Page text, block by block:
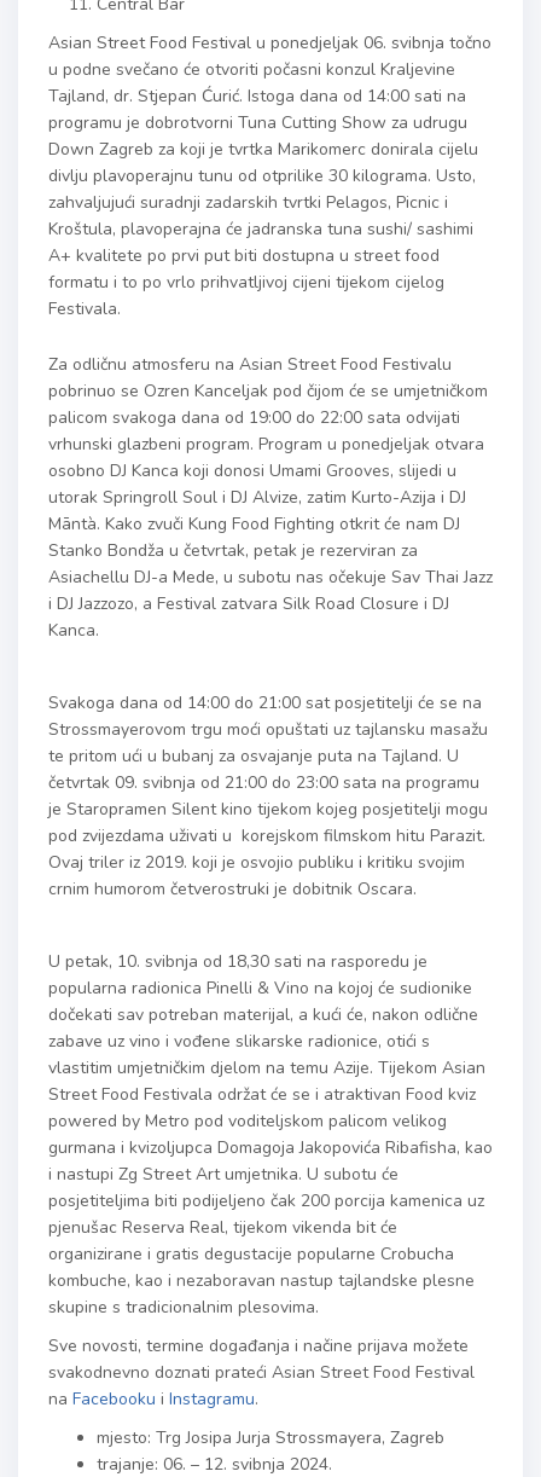
Asian Street Food Festival u ponedjeljak 06. svibnja točno
u podne svečano će otvoriti počasni konzul Kraljevine
Tajland, dr. Stjepan Ćurić. Istoga dana od 14:00 sati na
programu je dobrotvorni Tuna Cutting Show za udrugu
Down Zagreb za koji je tvrtka Marikomerc donirala cijelu
divlju plavoperajnu tunu od otprilike 30 kilograma. Usto,
zahvaljujući suradnji zadarskih tvrtki Pelagos, Picnic i
Kroštula, plavoperajna će jadranska tuna sushi/ sashimi
A+ kvalitete po prvi put biti dostupna u street food
formatu i to po vrlo prihvatljivoj cijeni tijekom cijelog
Festivala.
Za odličnu atmosferu na Asian Street Food Festivalu
pobrinuo se Ozren Kanceljak pod čijom će se umjetničkom
palicom svakoga dana od 19:00 do 22:00 sata odvijati
vrhunski glazbeni program. Program u ponedjeljak otvara
osobno DJ Kanca koji donosi Umami Grooves, slijedi u
utorak Springroll Soul i DJ Alvize, zatim Kurto-Azija i DJ
Māntà. Kako zvuči Kung Food Fighting otkrit će nam DJ
Stanko Bondža u četvrtak, petak je rezerviran za
Asiachellu DJ-a Mede, u subotu nas očekuje Sav Thai Jazz
i DJ Jazzozo, a Festival zatvara Silk Road Closure i DJ
Kanca.
Svakoga dana od 14:00 do 21:00 sat posjetitelji će se na
Strossmayerovom trgu moći opuštati uz tajlansku masažu
te pritom ući u bubanj za osvajanje puta na Tajland. U
četvrtak 09. svibnja od 21:00 do 23:00 sata na programu
je Staropramen Silent kino tijekom kojeg posjetitelji mogu
pod zvijezdama uživati u korejskom filmskom hitu Parazit.
Ovaj triler iz 2019. koji je osvojio publiku i kritiku svojim
crnim humorom četverostruki je dobitnik Oscara.
U petak, 10. svibnja od 18,30 sati na rasporedu je
popularna radionica Pinelli & Vino na kojoj će sudionike
dočekati sav potreban materijal, a kući će, nakon odlične
zabave uz vino i vođene slikarske radionice, otići s
vlastitim umjetničkim djelom na temu Azije. Tijekom Asian
Street Food Festivala održat će se i atraktivan Food kviz
powered by Metro pod voditeljskom palicom velikog
gurmana i kvizoljupca Domagoja Jakopovića Ribafisha, kao
i nastupi Zg Street Art umjetnika. U subotu će
posjetiteljima biti podijeljeno čak 200 porcija kamenica uz
pjenušac Reserva Real, tijekom vikenda bit će
organizirane i gratis degustacije popularne Crobucha
kombuche, kao i nezaboravan nastup tajlandske plesne
skupine s tradicionalnim plesovima.
Sve novosti, termine događanja i načine prijava možete
svakodnevno doznati prateći Asian Street Food Festival
na Facebooku i Instagramu.
mjesto: Trg Josipa Jurja Strossmayera, Zagreb
trajanje: 06. – 12. svibnja 2024.